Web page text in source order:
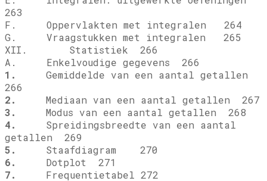
263
F. Oppervlakten met integralen 264
G. Vraagstukken met integralen 265
XII. Statistiek 266
A. Enkelvoudige gegevens 266
1.
Gemiddelde van een aantal getallen
266
2.
Mediaan van een aantal getallen 267
3.
Modus van een aantal getallen 268
4.
Spreidingsbreedte van een aantal
getallen 269
5.
Staafdiagram 270
6.
Dotplot 271
7.
Frequentietabel 272